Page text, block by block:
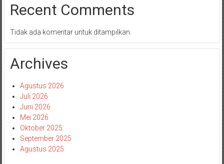
Recent Comments
Tidak ada komentar untuk ditampilkan.
Archives
Agustus 2026
Juli 2026
Juni 2026
Mei 2026
Oktober 2025
September 2025
Agustus 2025